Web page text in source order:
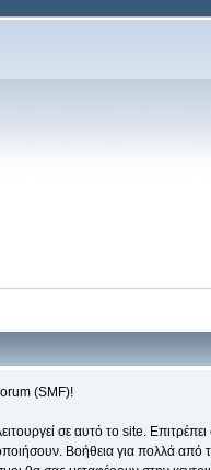
(SMF)!
σε αυτό το site.
Βοήθεια για πολλά από